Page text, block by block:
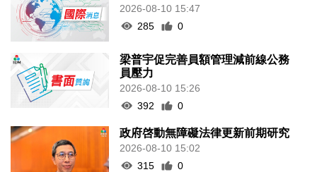
2026-08-10 15:47
285
0
梁普宇促完善員額管理減前線公務
員壓力
2026-08-10 15:26
392
0
政府啓動無障礙法律更新前期研究
2026-08-10 15:02
315
0